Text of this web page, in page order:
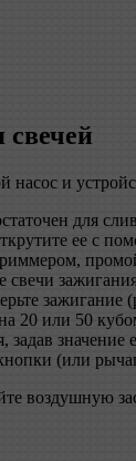
свечей
и
для
ее с
зажигание
20 или 50
задав
(или
воздушную